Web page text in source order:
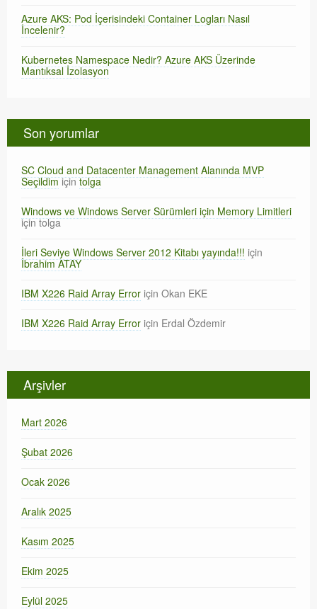
Azure AKS: Pod İçerisindeki Container Logları Nasıl
İncelenir?
Kubernetes Namespace Nedir? Azure AKS Üzerinde
Mantıksal İzolasyon
Son yorumlar
SC Cloud and Datacenter Management Alanında MVP
Seçildimiçintolga
Windows ve Windows Server Sürümleri için Memory Limitleri
içintolga
İleri Seviye Windows Server 2012 Kitabı yayında!!! için
İbrahim ATAY
IBM X226 Raid Array Error için Okan EKE
IBM X226 Raid Array Error için Erdal Özdemir
Arşivler
Mart 2026
Şubat 2026
Ocak 2026
Aralık 2025
Kasım 2025
Ekim 2025
Eylül 2025